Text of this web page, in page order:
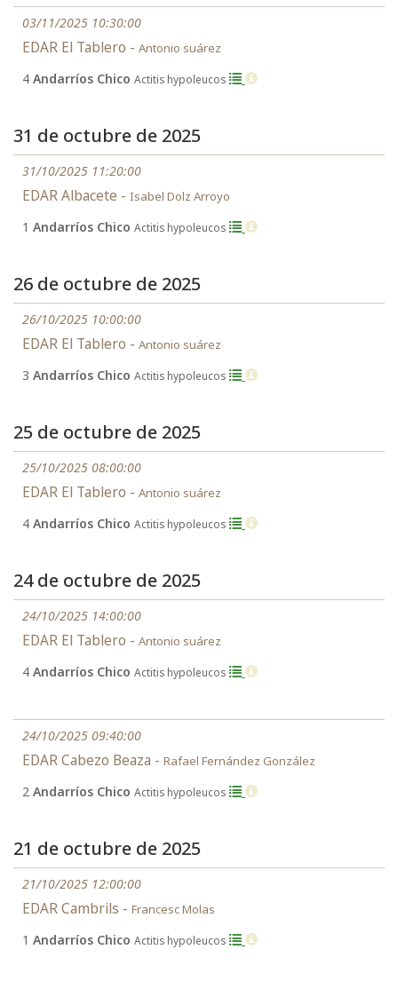
03/11/2025 10:30:00
EDAR El Tablero - Antonio suárez
4 Andarríos Chico Actitis hypoleucos
31 de octubre de 2025
31/10/2025 11:20:00
EDAR Albacete - Isabel Dolz Arroyo
1 Andarríos Chico Actitis hypoleucos
26 de octubre de 2025
26/10/2025 10:00:00
EDAR El Tablero - Antonio suárez
3 Andarríos Chico Actitis hypoleucos
25 de octubre de 2025
25/10/2025 08:00:00
EDAR El Tablero - Antonio suárez
4 Andarríos Chico Actitis hypoleucos
24 de octubre de 2025
24/10/2025 14:00:00
EDAR El Tablero - Antonio suárez
4 Andarríos Chico Actitis hypoleucos
24/10/2025 09:40:00
EDAR Cabezo Beaza - Rafael Fernández González
2 Andarríos Chico Actitis hypoleucos
21 de octubre de 2025
21/10/2025 12:00:00
EDAR Cambrils - Francesc Molas
1 Andarríos Chico Actitis hypoleucos